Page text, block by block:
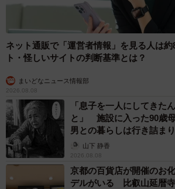
ネット通販で「運営者情報」を見る人は
ト・怪しいサイトの判断基準とは？
まいどなニュース情報部
2026.08.08
「息子を一人にしてきた
と」 施設に入った90歳
男との暮らしは行き詰ま
から】山下 静香
2026.08.08
京都の百貨店が開催のお
デルがいる 比叡山延暦